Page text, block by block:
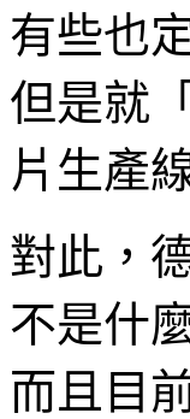
有些也
但是就
片生產
對此，
不是什
而且目